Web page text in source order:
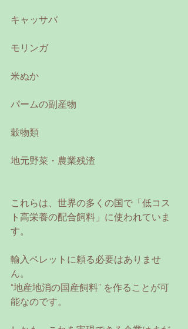
キャッサバ
モリンガ
米ぬか
パームの副産物
穀物類
地元野菜・農業残渣
これらは、世界の多くの国で「低コス
ト高栄養の配合飼料」に使われていま
す。
輸入ペレットに頼る必要はありませ
ん。
“地産地消の国産飼料” を作ることが可
能なのです。